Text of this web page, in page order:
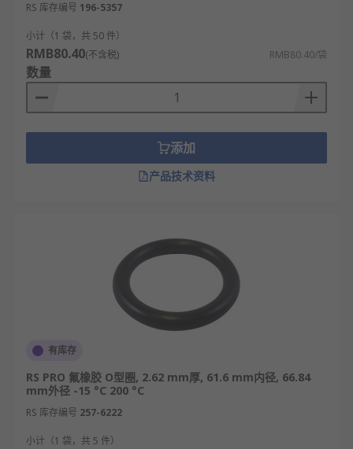
RS 库存编号 196-5357
小计（1 袋，共 50 件）
RMB80.40(不含税) RMB80.40/袋
数量
添加
产品技术资料
有库存
RS PRO 氟橡胶 O型圈, 2.62 mm厚, 61.6 mm内径, 66.84
mm外径 -15 °C 200 °C
RS 库存编号 257-6222
小计（1 袋，共 5 件）